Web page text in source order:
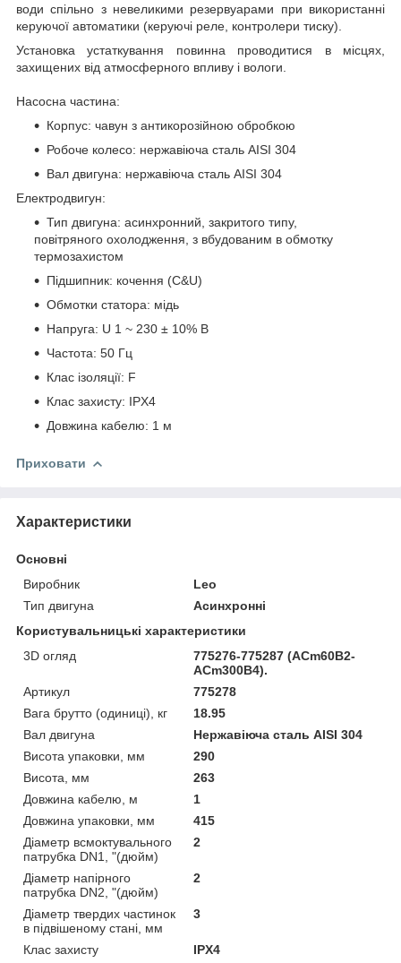
води спільно з невеликими резервуарами при використанні
керуючої автоматики (керуючі реле, контролери тиску).
Установка устаткування повинна проводитися в місцях,
захищених від атмосферного впливу і вологи.
Насосна частина:
Корпус: чавун з антикорозійною обробкою
Робоче колесо: нержавіюча сталь AISI 304
Вал двигуна: нержавіюча сталь AISI 304
Електродвигун:
Тип двигуна: асинхронний, закритого типу,
повітряного охолодження, з вбудованим в обмотку
термозахистом
Підшипник: кочення (C&U)
Обмотки статора: мідь
Напруга: U 1 ~ 230 ± 10% В
Частота: 50 Гц
Клас ізоляції: F
Клас захисту: IPХ4
Довжина кабелю: 1 м
Приховати
Характеристики
Основні
Виробник
Leo
Тип двигуна
Асинхронні
Користувальницькі характеристики
3D огляд
775276-775287 (ACm60B2-
ACm300B4).
Артикул
775278
Вага брутто (одиниці), кг
18.95
Вал двигуна
Нержавіюча сталь AISI 304
Висота упаковки, мм
290
Висота, мм
263
Довжина кабелю, м
1
Довжина упаковки, мм
415
Діаметр всмоктувального
патрубка DN1, "(дюйм)
2
Діаметр напірного
патрубка DN2, "(дюйм)
2
Діаметр твердих частинок
в підвішеному стані, мм
3
Клас захисту IPX4